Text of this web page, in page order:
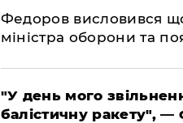
​Федоров висловився
міністра оборони та
​"У день мого
балістичну ракету", —